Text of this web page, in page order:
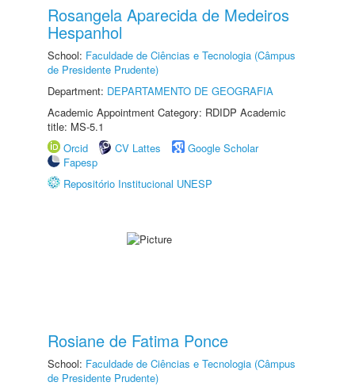
Rosangela Aparecida de Medeiros
Hespanhol
School: Faculdade de Ciências e Tecnologia (Câmpus
de Presidente Prudente)
Department: DEPARTAMENTO DE GEOGRAFIA
Academic Appointment Category: RDIDP Academic
title: MS-5.1
Orcid
CV Lattes
Google Scholar
Fapesp
Repositório Institucional UNESP
Rosiane de Fatima Ponce
School: Faculdade de Ciências e Tecnologia (Câmpus
de Presidente Prudente)